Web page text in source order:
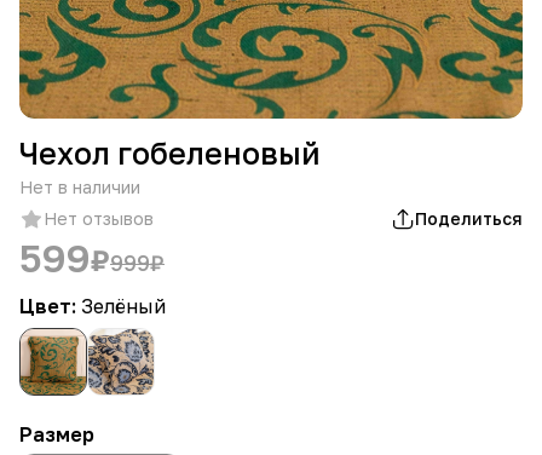
Чехол гобеленовый
Нет в наличии
Нет отзывов
Поделиться
599₽999₽
Цвет: Зелёный
Размер